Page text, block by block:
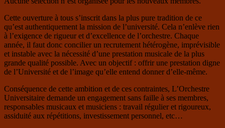
Cette ouverture à tous s’inscrit dans la plus pure tradition de ce
qu’est authentiquement la mission de l’université. Cela n’enlève rien
à l’exigence de rigueur et d’excellence de l’orchestre. Chaque
année, il faut donc concilier un recrutement hétérogène, imprévisible
et instable avec la nécessité d’une prestation musicale de la plus
grande qualité possible. Avec un objectif : offrir une prestation digne
de l’Université et de l’image qu’elle entend donner d’elle-même.
Conséquence de cette ambition et de ces contraintes, L’Orchestre
Universitaire demande un engagement sans faille à ses membres,
responsables musicaux et musiciens : travail régulier et rigoureux,
assiduité aux répétitions, investissement personnel, etc…